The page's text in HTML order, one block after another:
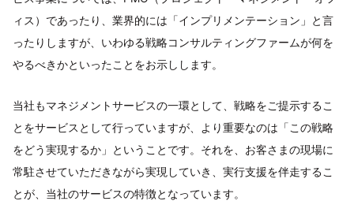
ィス）であったり、業界的には「インプリメンテーション」と言
ったりしますが、いわゆる戦略コンサルティングファームが何を
やるべきかといったことをお示しします。
当社もマネジメントサービスの一環として、戦略をご提示するこ
とをサービスとして行っていますが、より重要なのは「この戦略
をどう実現するか」ということです。それを、お客さまの現場に
常駐させていただきながら実現していき、実行支援を伴走するこ
とが、当社のサービスの特徴となっています。